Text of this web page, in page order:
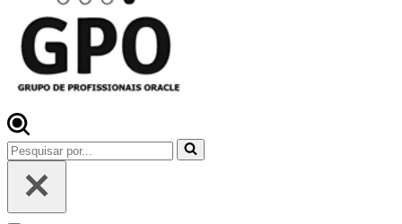
Pesquisar
por...